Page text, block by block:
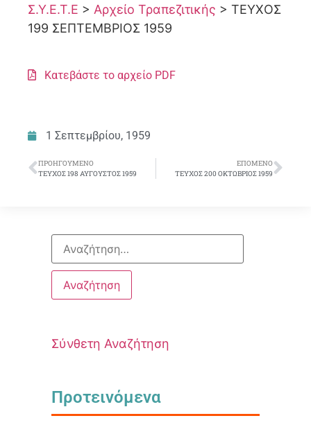
Σ.Υ.Ε.Τ.Ε > Αρχείο Τραπεζιτικής > ΤΕΥΧΟΣ
199 ΣΕΠΤΕΜΒΡΙΟΣ 1959
Κατεβάστε το αρχείο PDF
1 Σεπτεμβρίου, 1959
ΠΡΟΗΓΟΎΜΕΝΟ
ΤΕΥΧΟΣ 198 ΑΥΓΟΥΣΤΟΣ 1959
ΕΠΌΜΕΝΟ
ΤΕΥΧΟΣ 200 ΟΚΤΩΒΡΙΟΣ 1959
Σύνθετη Αναζήτηση
Προτεινόμενα